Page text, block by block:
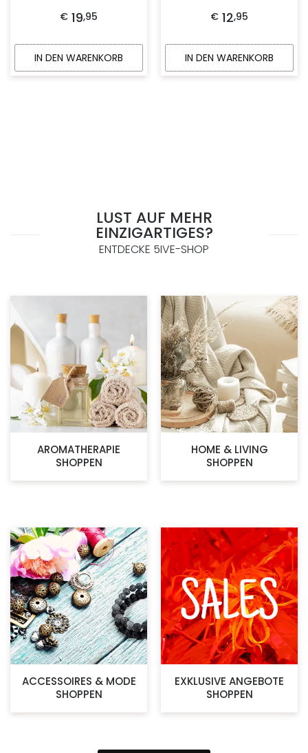
5.00
von
€ 19,95
IN DEN WARENKORB
5.00
von
€ 12,95
IN DEN WARENKORB
LUST AUF MEHR
EINZIGARTIGES?
ENTDECKE 5IVE-SHOP
AROMATHERAPIE
SHOPPEN
HOME & LIVING
SHOPPEN
ACCESSOIRES & MODE
SHOPPEN
EXKLUSIVE ANGEBOTE
SHOPPEN